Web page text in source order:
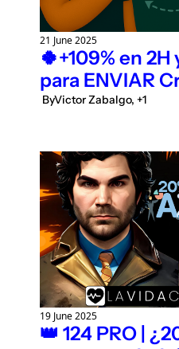
21 June 2025
🍀+109% en 2H
para ENVIAR
ByVictor Zabalgo, +1
19 June 2025
👑 124 PRO |